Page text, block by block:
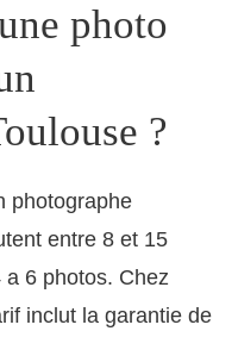
photo
?
photographe
entre 8 et 15
6 photos. Chez
inclut la garantie de